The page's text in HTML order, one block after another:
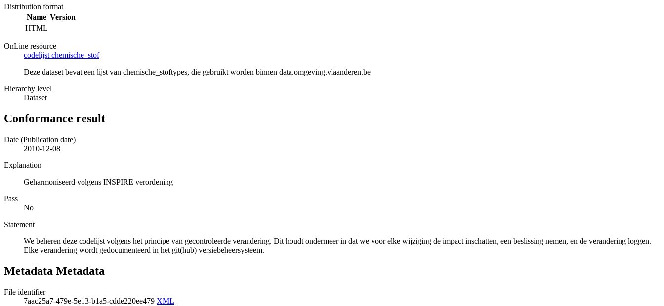
Distribution format
Name Version
HTML
OnLine resource
codelijst chemische_stof
Deze dataset bevat een lijst van chemische_stoftypes, die gebruikt worden binnen data.omgeving.vlaanderen.be
Hierarchy level
Dataset
Conformance result
Date (Publication date)
2010-12-08
Explanation
Geharmoniseerd volgens INSPIRE verordening
Pass
No
Statement
We beheren deze codelijst volgens het principe van gecontroleerde verandering. Dit houdt ondermeer in dat we voor elke wijziging de impact inschatten, een beslissing nemen, en de verandering loggen.
Elke verandering wordt gedocumenteerd in het git(hub) versiebeheersysteem.
Metadata Metadata
File identifier
7aac25a7-479e-5e13-b1a5-cdde220ee479 XML